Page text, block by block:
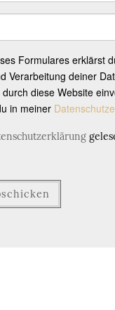
Formulares erklärst
Verarbeitung deiner
diese Website
in meiner